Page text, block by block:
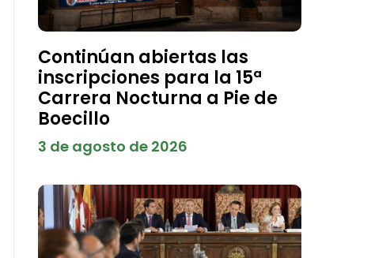
Continúan abiertas las
inscripciones para la 15ª
Carrera Nocturna a Pie de
Boecillo
3 de agosto de 2026